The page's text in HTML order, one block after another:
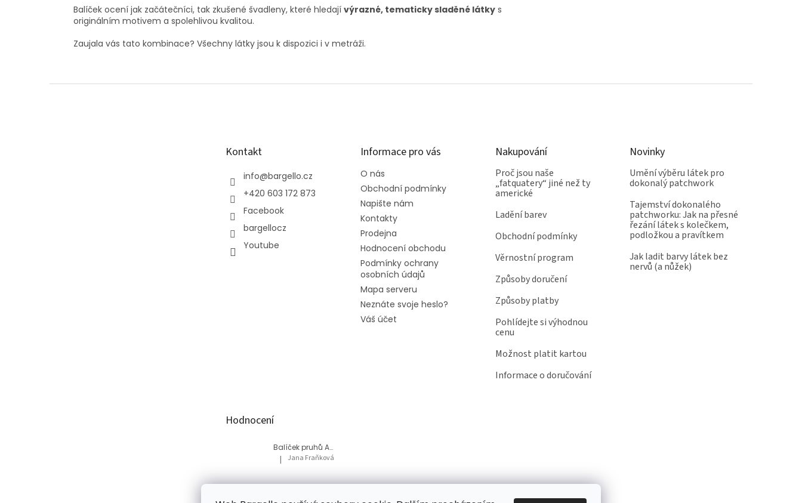
Balíček ocení jak začátečníci, tak zkušené švadleny, které hledají výrazné, tematicky sladěné látky s
originálním motivem a spolehlivou kvalitou.
Zaujala vás tato kombinace? Všechny látky jsou k dispozici i v metráži.
Kontakt
info@bargello.cz
+420 603 172 873
Facebook
bargellocz
Youtube
Informace pro vás
O nás
Obchodní podmínky
Napište nám
Kontakty
Prodejna
Hodnocení obchodu
Podmínky ochrany
osobních údajů
Mapa serveru
Neznáte svoje heslo?
Váš účet
Nakupování
Proč jsou naše
„fatquatery“ jiné než ty
americké
Ladění barev
Obchodní podmínky
Věrnostní program
Způsoby doručení
Způsoby platby
Pohlídejte si výhodnou
cenu
Možnost platit kartou
Informace o doručování
Novinky
Umění výběru látek pro
dokonalý patchwork
Tajemství dokonalého
patchworku: Jak na přesné
řezání látek s kolečkem,
podložkou a pravítkem
Jak ladit barvy látek bez
nervů (a nůžek)
Hodnocení
Balíček pruhů Akvárium
Hodnocení produktu je 5 z 5 hvězdiček.
| Jana Fraňková